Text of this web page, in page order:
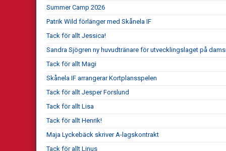
Summer Camp 2026
Patrik Wild förlänger med Skånela IF
Tack för allt Jessica!
Sandra Sjögren ny huvudtränare för utvecklingslaget på
Tack för allt Magi
Skånela IF arrangerar Kortplansspelen
Tack för allt Jesper Forslund
Tack för allt Lisa
Tack för allt Henrik!
Maja Lyckebäck skriver A-lagskontrakt
Tack för allt Linus